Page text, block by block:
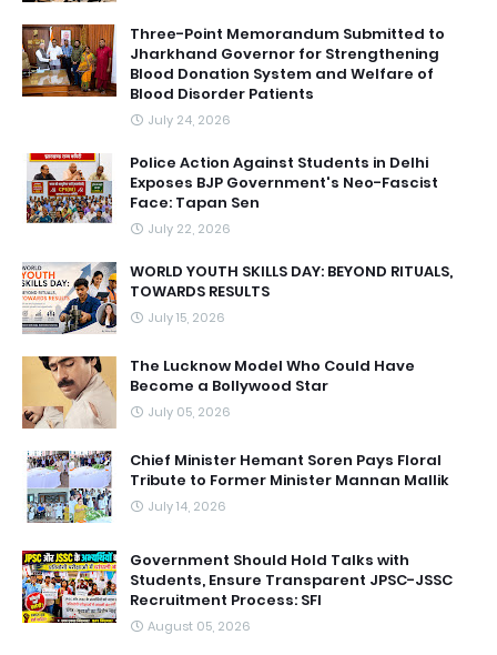
Three-Point Memorandum Submitted to
Jharkhand Governor for Strengthening
Blood Donation System and Welfare of
Blood Disorder Patients
July 24, 2026
Police Action Against Students in Delhi
Exposes BJP Government's Neo-Fascist
Face: Tapan Sen
July 22, 2026
WORLD YOUTH SKILLS DAY: BEYOND RITUALS,
TOWARDS RESULTS
July 15, 2026
The Lucknow Model Who Could Have
Become a Bollywood Star
July 05, 2026
Chief Minister Hemant Soren Pays Floral
Tribute to Former Minister Mannan Mallik
July 14, 2026
Government Should Hold Talks with
Students, Ensure Transparent JPSC-JSSC
Recruitment Process: SFI
August 05, 2026